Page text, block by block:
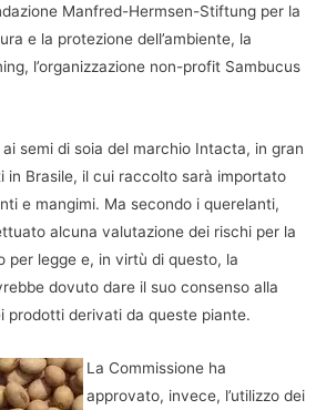
Manfred-Hermsen-Stiftung per la
e la protezione dell’ambiente, la
l’organizzazione non-profit Sambucus
semi di soia del marchio Intacta, in gran
in Brasile, il cui raccolto sarà importato
e mangimi. Ma secondo i querelanti,
alcuna valutazione dei rischi per la
per legge e, in virtù di questo, la
dovuto dare il suo consenso alla
prodotti derivati da queste piante.
La Commissione ha
approvato, invece, l’utilizzo dei